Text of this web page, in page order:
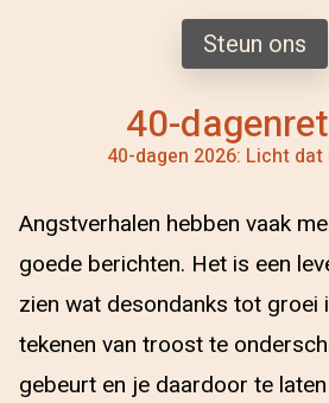
40-
40-dagen 2026: Licht
Steun ons
Angstverhalen hebben vaak
goede berichten. Het is een
zien wat desondanks tot groei
tekenen van troost te
gebeurt en je daardoor te